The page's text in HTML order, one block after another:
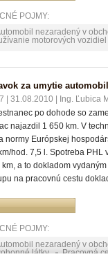
POJMY:
nezaradený v
motorových vozidiel
za umytie
31.08.2010
Ing. Ľubica
po dohode so
najazdil 1 650 km. V
normy Európskej
hod. 7,5 l. Spotreba
km, a to dokladom
na pracovnú cestu
POJMY:
nezaradený v
látky
Pracovná